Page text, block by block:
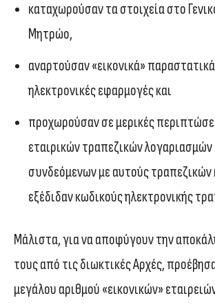
καταχωρούσαν τα στοιχεία στο
Μητρώο,
αναρτούσαν «εικονικά»
ηλεκτρονικές εφαρμογές και
προχωρούσαν σε μερικές
εταιρικών τραπεζικών λογαριασμών
συνδεόμενων με αυτούς τραπεζικών
εξέδιδαν κωδικούς ηλεκτρονικής
Μάλιστα, για να αποφύγουν την
τους από τις διωκτικές Αρχές,
μεγάλου αριθμού «εικονικών»